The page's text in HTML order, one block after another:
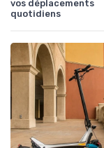
vos déplacements
quotidiens